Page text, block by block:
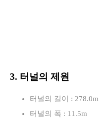
3. 터널의 제원
터널의 길이 : 278.0m
터널의 폭 : 11.5m